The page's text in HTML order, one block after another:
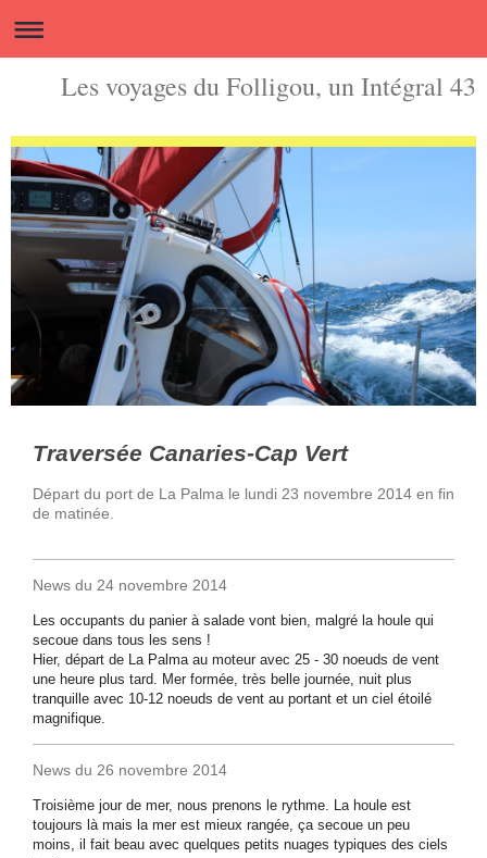
Les voyages du Folligou, un Intégral 43
Traversée Canaries-Cap Vert
Départ du port de La Palma le lundi 23 novembre 2014 en fin
de matinée.
News du 24 novembre 2014
Les occupants du panier à salade vont bien, malgré la houle qui
secoue dans tous les sens !
Hier, départ de La Palma au moteur avec 25 - 30 noeuds de vent
une heure plus tard. Mer formée, très belle journée, nuit plus
tranquille avec 10-12 noeuds de vent au portant et un ciel étoilé
magnifique.
News du 26 novembre 2014
Troisième jour de mer, nous prenons le rythme. La houle est
toujours là mais la mer est mieux rangée, ça secoue un peu
moins, il fait beau avec quelques petits nuages typiques des ciels